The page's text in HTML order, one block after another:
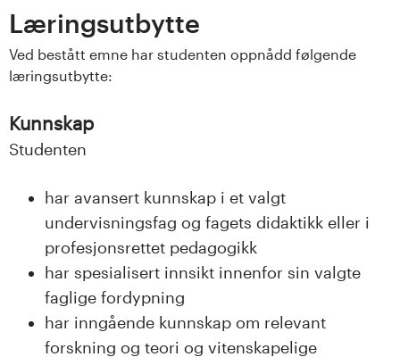
t
t
Læringsutbytte
Ved bestått emne har studenten oppnådd følgende
læringsutbytte:
Kunnskap
Studenten
har avansert kunnskap i et valgt
undervisningsfag og fagets didaktikk eller i
profesjonsrettet pedagogikk
har spesialisert innsikt innenfor sin valgte
faglige fordypning
har inngående kunnskap om relevant
forskning og teori og vitenskapelige